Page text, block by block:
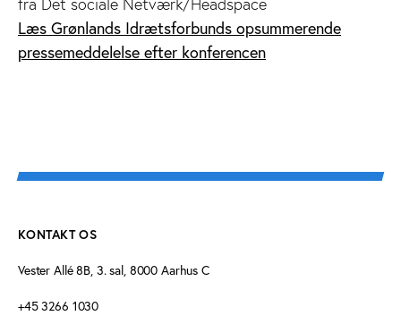
Læs Grønlands Idrætsforbunds opsummerende
pressemeddelelse efter konferencen
KONTAKT OS
Vester Allé 8B, 3. sal, 8000 Aarhus C
+45 3266 1030